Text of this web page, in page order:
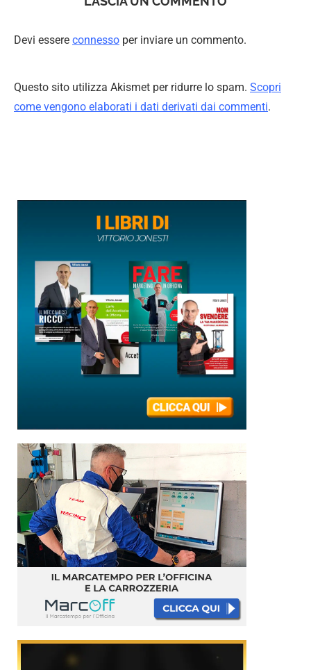
Devi essere connesso per inviare un commento.
Questo sito utilizza Akismet per ridurre lo spam. Scopri
come vengono elaborati i dati derivati dai commenti.